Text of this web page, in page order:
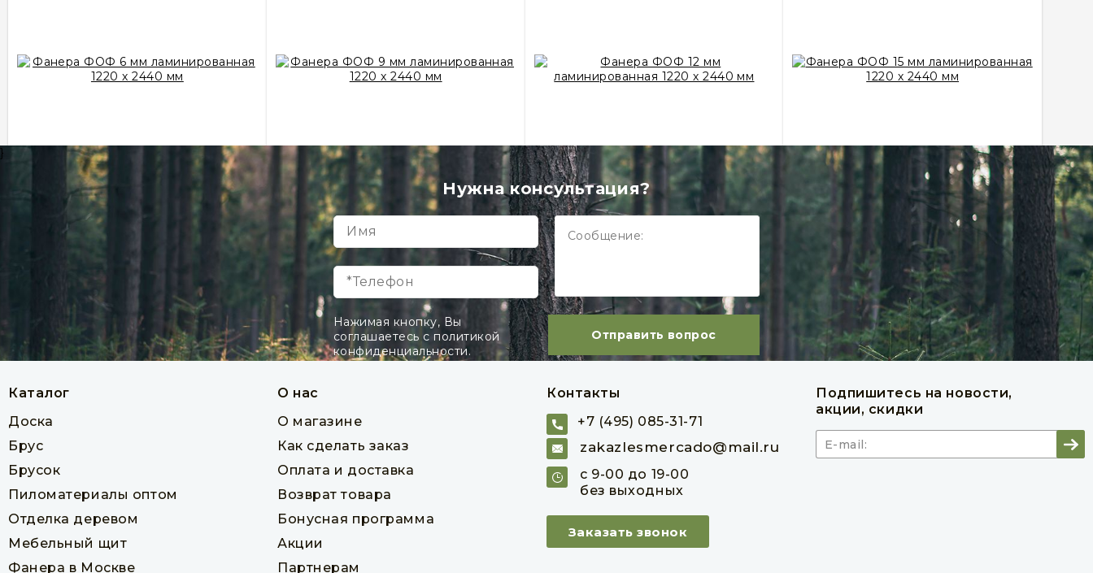
Фанера ФОФ 6 мм ламинированная
1220 х 2440 мм
Товар в наличии
1 752 руб
лист
Фанера ФОФ 9 мм ламинированная
1220 х 2440 мм
Товар в наличии
2 272 руб
лист
В корзину
Фанера ФОФ 12 мм ламинированная
1220 х 2440 мм
Товар в наличии
В корзину
Фанера ФОФ 15 мм ламинированная
1220 х 2440 мм
Товар в наличии
2 260 руб
В корзину
Ламинированная фанера 1220 х 2440,
18 мм
}
Нужна консультация?
Нажимая кнопку, Вы
соглашаетесь с политикой
конфиденциальности.
Отправить вопрос
Каталог
Доска
Брус
Брусок
Пиломатериалы оптом
Отделка деревом
Мебельный щит
Фанера в Москве
О нас
О магазине
Как сделать заказ
Оплата и доставка
Возврат товара
Бонусная программа
Акции
Партнерам
Контакты
+7 (495) 085-31-71
zakazlesmercado@mail.ru
с 9-00 до 19-00
без выходных
Заказать звонок
Подпишитесь на новости,
акции, скидки